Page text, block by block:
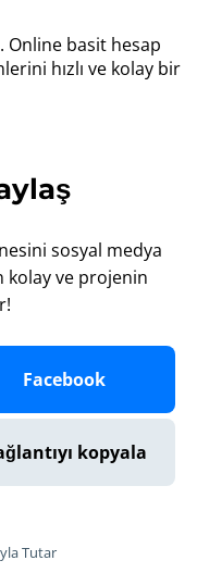
. Online basit hesap
hızlı ve kolay bir
sosyal medya
kolay ve projenin
Facebook
kopyala
Tutar